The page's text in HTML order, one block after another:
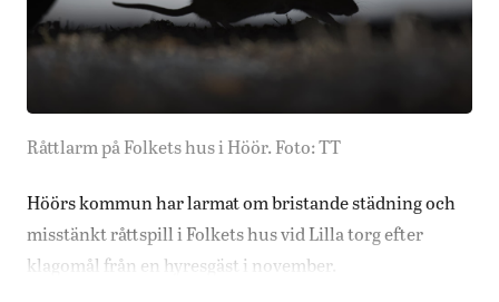
Råttlarm på Folkets hus i Höör. Foto: TT
Höörs kommun har larmat om bristande städning och
misstänkt råttspill i Folkets hus vid Lilla torg efter
klagomål från en hyresgäst i november.